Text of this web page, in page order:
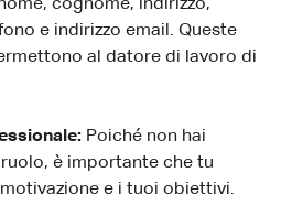
cognome, indirizzo,
e indirizzo email. Queste
al datore di lavoro di
Poiché non hai
è importante che tu
e i tuoi obiettivi.